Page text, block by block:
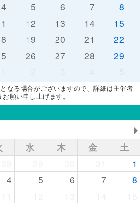
4 5 6 7
8
12 13 14
15
19 20 21
22
26 27 28
29
5
なる場合がございますので、詳細は主催者
願い申し上げます。
水 木 金
土
1
4 5 6 7
8
15